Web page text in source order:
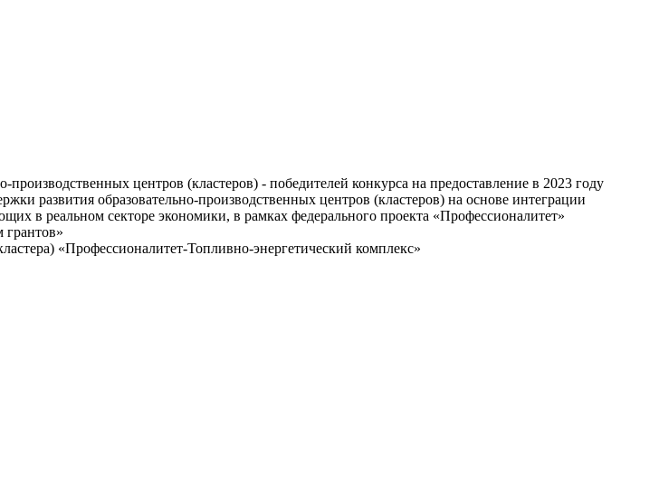
центров (кластеров) - победителей конкурса на предоставление в 2023 году
развития образовательно-производственных центров (кластеров) на основе интеграции
в реальном секторе экономики, в рамках федерального проекта «Профессионалитет»
грантов»
«Профессионалитет-Топливно-энергетический комплекс»